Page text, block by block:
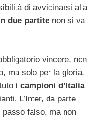
di avvicinarsi alla
due partite non si va
vincere, non
ma solo per la gloria,
i campioni d’Italia
L’Inter, da parte
falso, ma non